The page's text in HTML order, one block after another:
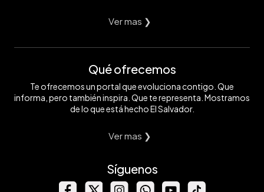
Ver mas ❯
Qué ofrecemos
Te ofrecemos un portal que evoluciona contigo. Que
informa, pero también inspira. Que te representa. Mostramos
de lo que está hecho El Salvador.
Ver mas ❯
Síguenos